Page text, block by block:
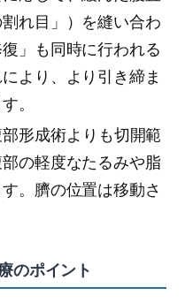
れ目」）を縫い合わ
」も同時に行われる
より、より引き締ま
。
形成術よりも切開範
の軽度なたるみや脂
。臍の位置は移動さ
のポイント